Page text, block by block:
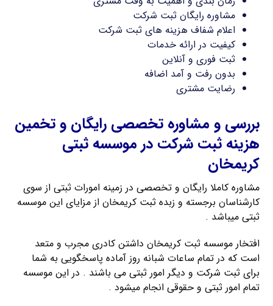
مشاوره رایگان ثبت شرکت
اعلام شفاف هزینه های ثبت شرکت
کیفیت در ارائه خدمات
ثبت فوری و آنلاین
بدون رفت و آمد اضافه
رضایت مشتری
بررسی و مشاوره تخصصی رایگان و تخمین
هزینه ثبت شرکت در موسسه ثبتی
کریمخان
مشاوره کاملا رایگان و تخصصی در زمینه امورات ثبتی از سوی
کارشناسان برجسته و زبده ثبت کریمخان از مزایای این موسسه
ثبتی میباشد .
افتخار موسسه ثبت کریمخان داشتن کادری مجرب و متعد
است که در تمام ساعات شبانه روز آماده پاسخگویی به شما
برای ثبت شرکت و دیگر امور ثبتی می باشند . در این موسسه
تمام امور ثبتی و حقوقی انجام میشود .